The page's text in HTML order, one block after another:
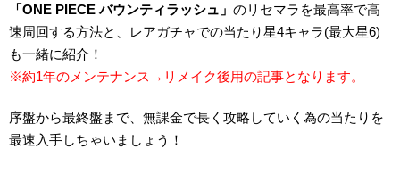
「ONE PIECE バウンティラッシュ」 のリセマラを最高率で高
速周回する方法と、レアガチャでの当たり星4キャラ(最大星6)
も一緒に紹介！
※約1年のメンテナンス→リメイク後用の記事となります。
序盤から最終盤まで、無課金で長く攻略していく為の当たりを
最速入手しちゃいましょう！